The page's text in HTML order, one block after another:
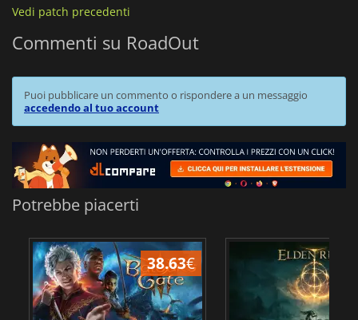
Vedi patch precedenti
Commenti su RoadOut
Puoi pubblicare un commento o rispondere a un messaggio
accedendo al tuo account
Potrebbe piacerti
38.63€